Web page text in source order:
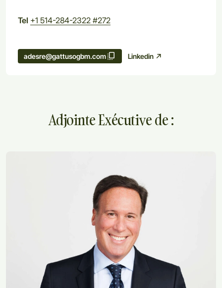
Tel +1 514-284-2322 #272
adesre@gattusogbm.com Linkedin
Adjointe Exécutive de :